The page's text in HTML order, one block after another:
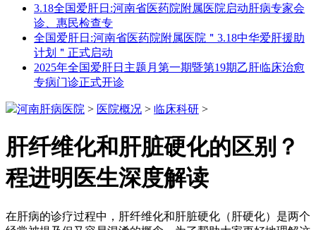
3.18全国爱肝日:河南省医药院附属医院启动肝病专家会
诊、惠民检查专
全国爱肝日:河南省医药院附属医院＂3.18中华爱肝援助
计划＂正式启动
2025年全国爱肝日主题月第一期暨第19期乙肝临床治愈
专病门诊正式开诊
河南肝病医院 > 医院概况 > 临床科研 >
肝纤维化和肝脏硬化的区别？
程进明医生深度解读
在肝病的诊疗过程中，肝纤维化和肝脏硬化（肝硬化）是两个